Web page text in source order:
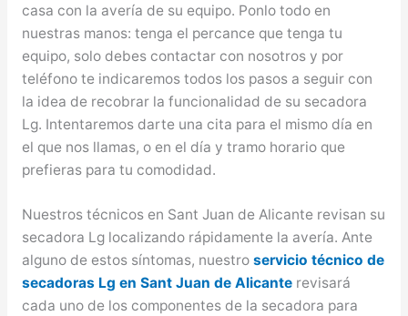
casa con la avería de su equipo. Ponlo todo en
nuestras manos: tenga el percance que tenga tu
equipo, solo debes contactar con nosotros y por
teléfono te indicaremos todos los pasos a seguir con
la idea de recobrar la funcionalidad de su secadora
Lg. Intentaremos darte una cita para el mismo día en
el que nos llamas, o en el día y tramo horario que
prefieras para tu comodidad.
Nuestros técnicos en Sant Juan de Alicante revisan su
secadora Lg localizando rápidamente la avería. Ante
alguno de estos síntomas, nuestro servicio técnico de
secadoras Lg en Sant Juan de Alicanterevisará
cada uno de los componentes de la secadora para